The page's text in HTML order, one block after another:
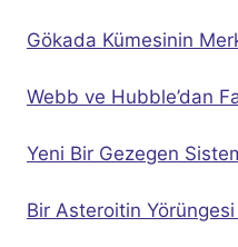
Gökada Kümesinin
Webb ve Hubble’dan
Yeni Bir Gezegen
Bir Asteroitin